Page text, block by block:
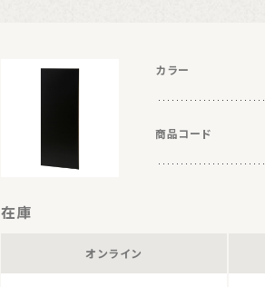
カラー
商品コード
在庫
オンライン